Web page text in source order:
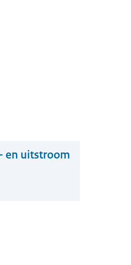
en uitstroom